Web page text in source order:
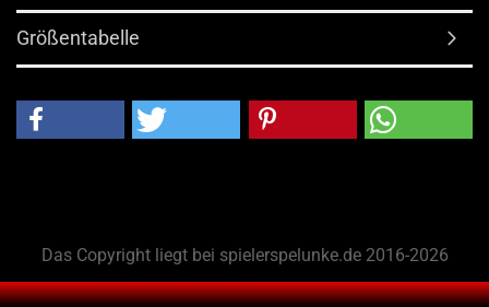
Größentabelle
Das Copyright liegt bei spielerspelunke.de 2016-2026